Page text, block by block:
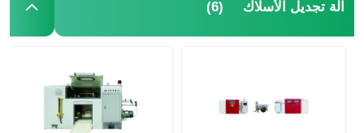
آلة تجديل الأسلاك (6)